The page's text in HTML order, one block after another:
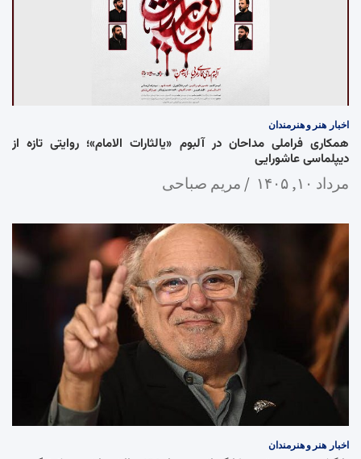
اخبار هنر و هنرمندان
همکاری فراملی مداحان در آلبوم «یالثارات الامام»؛ روایتی تازه از
دیپلماسی عاشورایی
مرداد ۱۰, ۱۴۰۵ مریم صباحی
اخبار هنر و هنرمندان